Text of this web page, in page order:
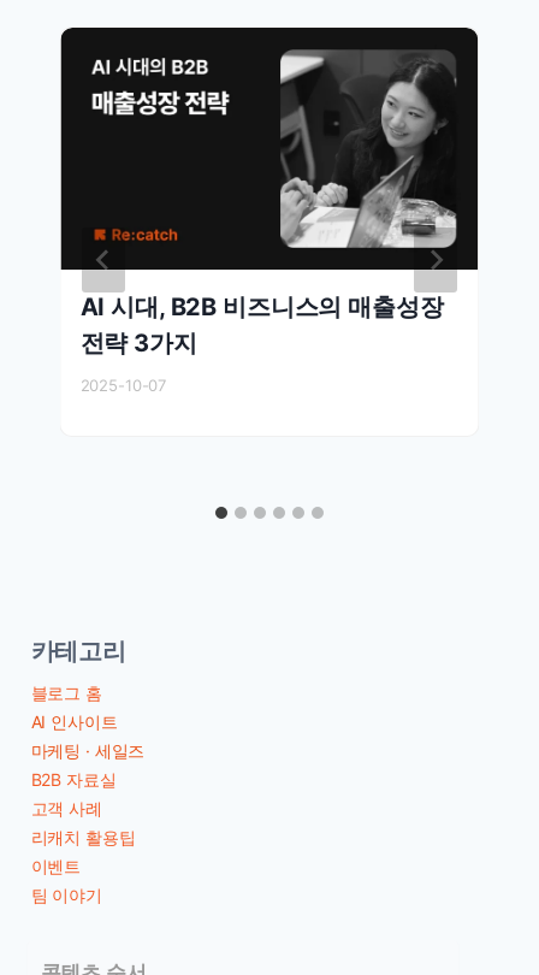
AI 시대, B2B 비즈니스의 매출성장
전략 3가지
2025-10-07
카테고리
블로그 홈
AI 인사이트
마케팅 · 세일즈
B2B 자료실
고객 사례
리캐치 활용팁
이벤트
팀 이야기